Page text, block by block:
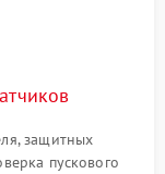
защитных
пускового